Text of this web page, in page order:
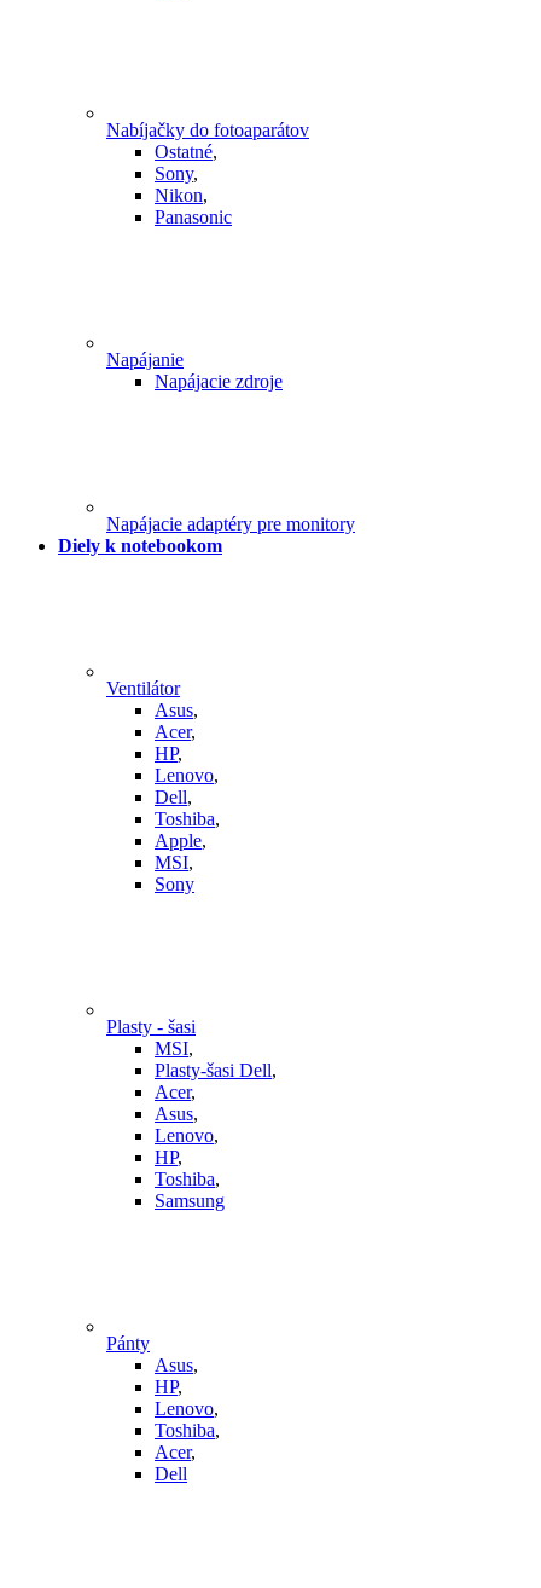
Nabíjačky do fotoaparátov
Ostatné,
Sony,
Nikon,
Panasonic
Napájanie
Napájacie zdroje
Napájacie adaptéry pre monitory
Diely k notebookom
Ventilátor
Asus,
Acer,
HP,
Lenovo,
Dell,
Toshiba,
Apple,
MSI,
Sony
Plasty - šasi
MSI,
Plasty-šasi Dell,
Acer,
Asus,
Lenovo,
HP,
Toshiba,
Samsung
Pánty
Asus,
HP,
Lenovo,
Toshiba,
Acer,
Dell